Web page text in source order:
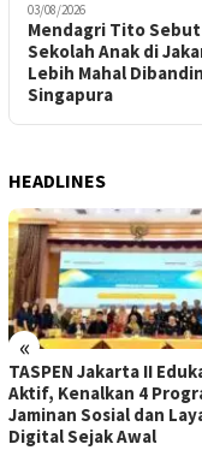
03/08/2026
Mendagri Tito Sebut
Sekolah Anak di
Lebih Mahal
Singapura
HEADLINES
«
II Edukasi ASN
4 Program
dan Layanan
Jadi